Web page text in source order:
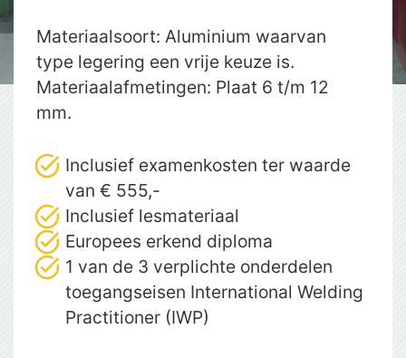
Materiaalsoort: Aluminium waarvan
type legering een vrije keuze is.
Materiaalafmetingen: Plaat 6 t/m 12
mm.
Inclusief examenkosten ter waarde
van € 555,-
Inclusief lesmateriaal
Europees erkend diploma
1 van de 3 verplichte onderdelen
toegangseisen International Welding
Practitioner (IWP)